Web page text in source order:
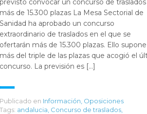
previsto convocar un concurso de
más de 15.300 plazas La Mesa Sectorial de
Sanidad ha aprobado un concurso
extraordinario de traslados en el que se
ofertarán más de 15.300 plazas. Ello supone
más del triple de las plazas que acogió el
concurso. La previsión es […]
Publicado en Información Oposiciones
Tags: andalucia Concurso de traslados